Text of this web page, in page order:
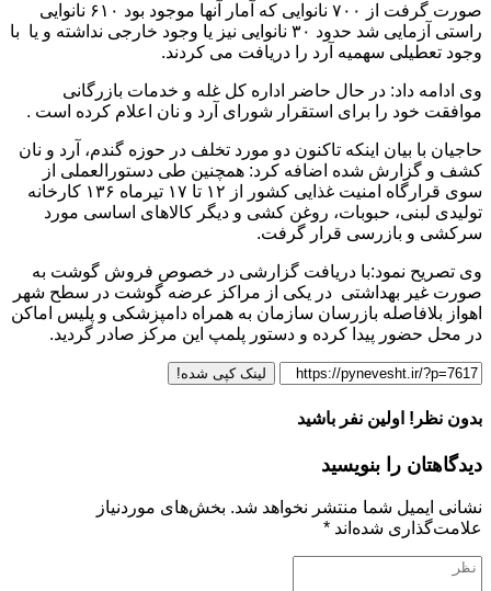
صورت گرفت از ۷۰۰ نانوایی که آمار آنها موجود بود ۶۱۰ نانوایی
راستی آزمایی شد حدود ۳۰ نانوایی نیز یا وجود خارجی نداشته و یا با
وجود تعطیلی سهمیه آرد را دریافت می کردند.
وی ادامه داد: در حال حاضر اداره کل غله و خدمات بازرگانی
موافقت خود را برای استقرار شورای آرد و نان اعلام کرده است .
حاجیان با بیان اینکه تاکنون دو مورد تخلف در حوزه گندم، آرد و نان
کشف و گزارش شده اضافه کرد: همچنین طی دستورالعملی از
سوی قرارگاه امنیت غذایی کشور از ۱۲ تا ۱۷ تیرماه ۱۳۶ کارخانه
تولیدی لبنی، حبوبات، روغن کشی و دیگر کالاهای اساسی مورد
سرکشی و بازرسی قرار گرفت.
وی تصریح نمود:با دریافت گزارشی در خصوص فروش گوشت به
صورت غیر بهداشتی در یکی از مراکز عرضه گوشت در سطح شهر
اهواز بلافاصله بازرسان سازمان به همراه دامپزشکی و پلیس اماکن
در محل حضور پیدا کرده و دستور پلمپ این مرکز صادر گردید.
لینک کپی شده!
بدون نظر! اولین نفر باشید
دیدگاهتان را بنویسید
نشانی ایمیل شما منتشر نخواهد شد. بخش‌های موردنیاز
علامت‌گذاری شده‌اند *